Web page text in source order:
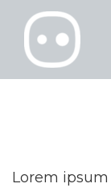
Lorem